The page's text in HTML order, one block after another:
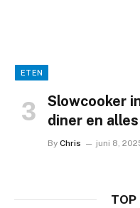
ETEN
Slowcooker
diner en
By Chris juni 8,
TOP